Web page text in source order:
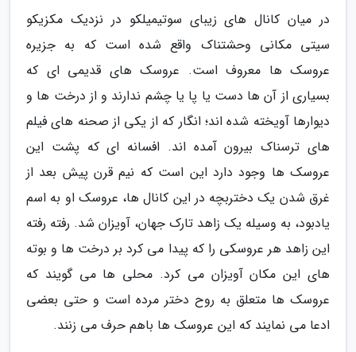
در میان کانال های زیبای سوتیمیلکو در نزدیک مکزیکو
سیتی مکانی وحشتناک واقع شده است که به جزیره
عروسک ها معروف است. عروسک های قدیمی ای که
بسیاری از آن ها دست یا پا یا چشم ندارند و از درخت ها و
دیوارها آویخته شده اند؛ انگار که از یکی از صحنه های فیلم
های ترسناک بیرون آمده اند. افسانه ای که پشت این
عروسک ها وجود دارد این است که نیم قرن پیش بعد از
غرق شدن یک دختربچه در این کانال ها، عروسک او به اسم
یادبود، به وسیله یک زاهد تارک جهان، آویزان شد. رفته رفته
این زاهد هر عروسکی را که پیدا می کرد بر درخت ها و بوته
های این مکان آویزان می کرد. محلی ها می گویند که
عروسک ها متعلق به روح دختر مرده است و حتی بعضی
ادعا می نمایند که این عروسک ها باهم حرف می زنند.